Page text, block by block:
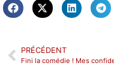
PRÉCÉDENT